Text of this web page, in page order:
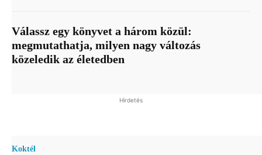
Válassz egy könyvet a három közül:
megmutathatja, milyen nagy változás
közeledik az életedben
Hirdetés
Koktél